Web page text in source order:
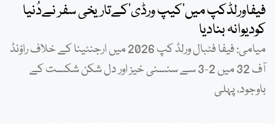
فیفاورلڈکپ میں’کیپ ورڈی’کےتاریخی سفر نےدُنیا
کودیوانہ بنادیا
میامی: فیفا فٹبال ورلڈ کپ 2026 میں ارجنٹینا کے خلاف راؤنڈ
آف 32 میں 2-3 سے سنسنی خیز اور دل شکن شکست کے
باوجود، پہلی